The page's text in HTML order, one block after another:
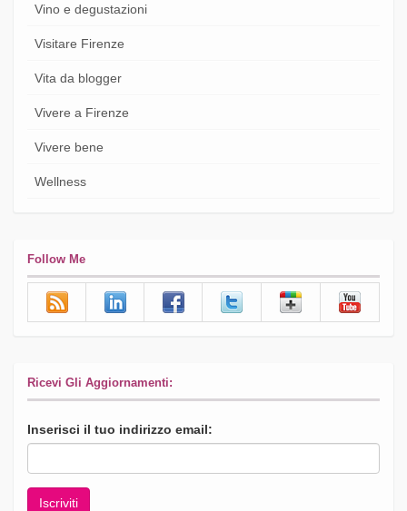
Vino e degustazioni
Visitare Firenze
Vita da blogger
Vivere a Firenze
Vivere bene
Wellness
Follow Me
Ricevi Gli Aggiornamenti:
Inserisci il tuo indirizzo email: